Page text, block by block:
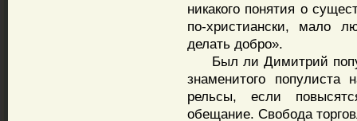
никакого понятия о
по-христиански, мало
делать добро».
Был ли Димитрий
знаменитого
рельсы, если
обещание. Свобода